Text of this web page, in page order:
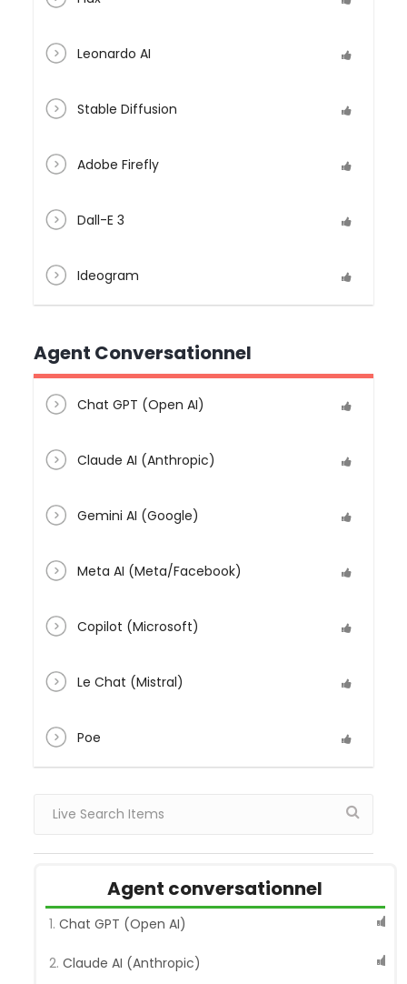
Leonardo AI
Stable Diffusion
Adobe Firefly
Dall-E 3
Ideogram
Agent Conversationnel
Chat GPT (Open AI)
Claude AI (Anthropic)
Gemini AI (Google)
Meta AI (Meta/Facebook)
Copilot (Microsoft)
Le Chat (Mistral)
Poe
Agent conversationnel
Chat GPT (Open AI)
Claude AI (Anthropic)